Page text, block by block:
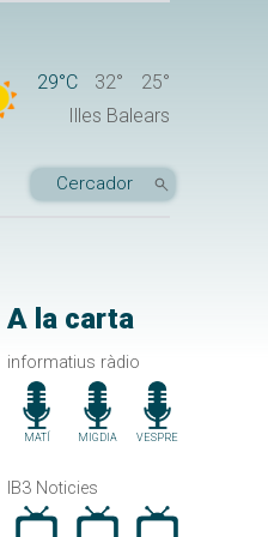
29°C 32°
25°
Illes Balears
A la carta
informatius ràdio
MATÍ MIGDIA VESPRE
IB3 Noticies